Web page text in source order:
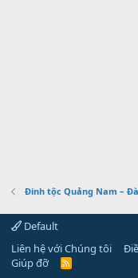
Đinh tộc Quảng Nam –
Default
Liên hệ với Chúng tôi
Giúp đỡ
R